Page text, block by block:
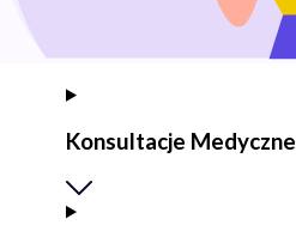
Konsultacje Medyczne